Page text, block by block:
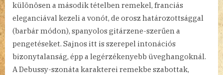
különösen a második tételben remekel, franciás
eleganciával kezeli a vonót, de orosz határozottsággal
(barbár módon), spanyolos gitárzene-szerűen a
pengetéseket. Sajnos itt is szerepel intonációs
bizonytalanság, épp a legérzékenyebb üveghangoknál.
A Debussy-szonáta karakterei remekbe szabottak,